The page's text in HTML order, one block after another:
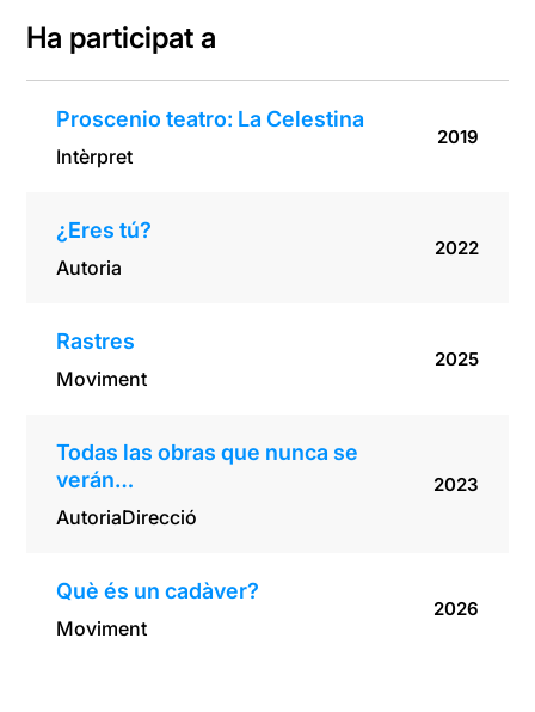
Ha participat a
Proscenio teatro: La Celestina
Intèrpret
2019
¿Eres tú?
Autoria
2022
Rastres
Moviment
2025
Todas las obras que nunca se
verán…
AutoriaDirecció
2023
Què és un cadàver?
Moviment
2026